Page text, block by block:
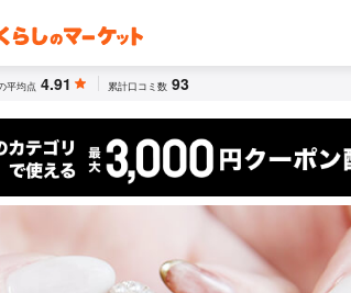
平均点 4.91 累計口コミ数 93